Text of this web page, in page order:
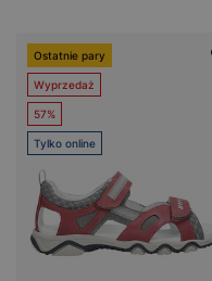
Ostatnie pary
Wyprzedaż
57%
Tylko online